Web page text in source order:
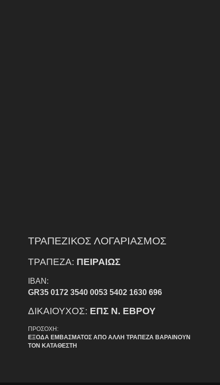
ΤΡΑΠΕΖΙΚΟΣ ΛΟΓΑΡΙΑΣΜΟΣ
ΤΡΑΠΕΖΑ: ΠΕΙΡΑΙΩΣ
IBAN:
GR35 0172 3540 0053 5402 1630 696
ΔΙΚΑΙΟΥΧΟΣ: ΕΠΣ Ν. ΕΒΡΟΥ
ΠΡΟΣΟΧΗ:
ΕΞΟΔΑ ΕΜΒΑΣΜΑΤΟΣ ΑΠΟ ΑΛΛΗ ΤΡΑΠΕΖΑ ΒΑΡΑΙΝΟΥΝ
ΤΟΝ ΚΑΤΑΘΕΣΤΗ